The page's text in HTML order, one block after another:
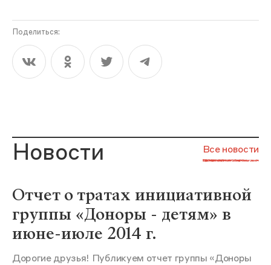
Поделиться:
Новости Все новости
Отчет о тратах инициативной
группы «Доноры - детям» в
июне-июле 2014 г.
Дорогие друзья! Публикуем отчет группы «Доноры